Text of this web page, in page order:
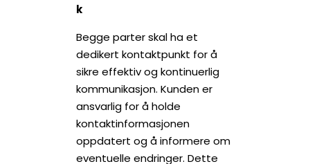
k
Begge parter skal ha et
dedikert kontaktpunkt for å
sikre effektiv og kontinuerlig
kommunikasjon. Kunden er
ansvarlig for å holde
kontaktinformasjonen
oppdatert og å informere om
eventuelle endringer. Dette